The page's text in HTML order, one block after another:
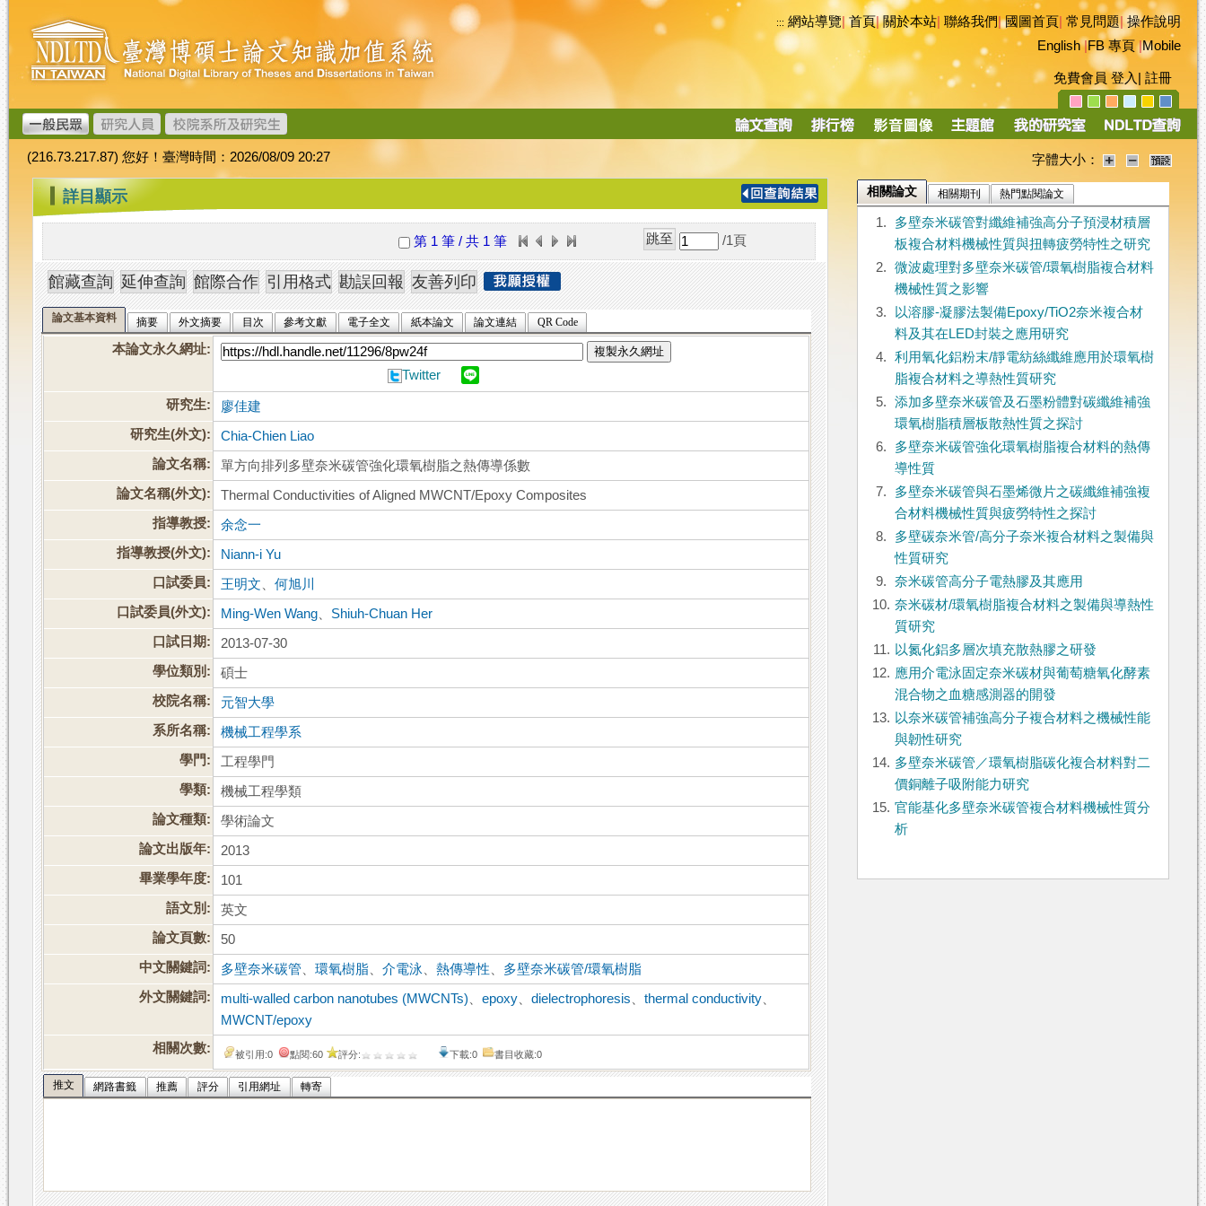
跳
到
主
要
內
容
臺
灣
博
碩
士
論
文
加
值
系
統
::: 網站導覽|首頁|關於本站 聯絡我們|國圖首頁 常見問題|操作說明
English|FB 專頁|Mobile
免費會員 登入 註冊
導
(216.73.217.87) 您好！臺灣時間：2026/08/09 20:27 字體大小：
::: 詳目顯示
第 1 筆 / 共 1 筆 /1 頁
論文基本資料 摘要 外文摘要 目次 參考文獻 電子全文 紙本論文 論文連結 QR Code
本論文永久網址: 複製永久網址
Twitter
研究生:
廖佳建
研究生(外文):
Chia-Chien Liao
論文名稱:
單方向排列多壁奈米碳管強化環氧樹脂之熱傳導係數
論文名稱(外文):
Thermal Conductivities of Aligned MWCNT/Epoxy Composites
指導教授:
余念一
指導教授(外文):
Niann-i Yu
口試委員:
王明文 、何旭川
口試委員(外文):
Ming-Wen Wang
Shiuh-Chuan Her
口試日期:
2013-07-30
學位類別:
碩士
校院名稱:
元智大學
系所名稱:
機械工程學系
學門:
工程學門
學類:
機械工程學類
論文種類:
學術論文
論文出版年:
2013
畢業學年度:
101
語文別:
英文
論文頁數:
50
中文關鍵詞:
多壁奈米碳管 、環氧樹脂 、介電泳 、熱傳導性
多壁奈米碳管/環氧樹脂
外文關鍵詞:
multi-walled carbon nanotubes (MWCNTs) 、epoxy 、dielectrophoresis 、thermal conductivity
MWCNT/epoxy
相關次數:
被引用:0 點閱:60 評分: 下載:0 書目收藏:0
推文 網路書籤 推薦 評分 引用網址 轉寄
相關論文 相關期刊 熱門點閱論文
1.
多壁奈米碳管對纖維補強高分子預浸材積層
板複合材料機械性質與扭轉疲勞特性之研究
2.
微波處理對多壁奈米碳管/環氧樹脂複合材料
機械性質之影響
3.
以溶膠-凝膠法製備Epoxy/TiO2奈米複合材
料及其在LED封裝之應用研究
4.
利用氧化鋁粉末/靜電紡絲纖維應用於環氧樹
脂複合材料之導熱性質研究
5.
添加多壁奈米碳管及石墨粉體對碳纖維補強
環氧樹脂積層板散熱性質之探討
6.
多壁奈米碳管強化環氧樹脂複合材料的熱傳
導性質
7.
多壁奈米碳管與石墨烯微片之碳纖維補強複
合材料機械性質與疲勞特性之探討
8.
多壁碳奈米管/高分子奈米複合材料之製備與
性質研究
9.
奈米碳管高分子電熱膠及其應用
10. 奈米碳材/環氧樹脂複合材料之製備與導熱性
質研究
11. 以氮化鋁多層次填充散熱膠之研發
12. 應用介電泳固定奈米碳材與葡萄糖氧化酵素
混合物之血糖感測器的開發
13. 以奈米碳管補強高分子複合材料之機械性能
與韌性研究
14. 多壁奈米碳管／環氧樹脂碳化複合材料對二
價銅離子吸附能力研究
15. 官能基化多壁奈米碳管複合材料機械性質分
析